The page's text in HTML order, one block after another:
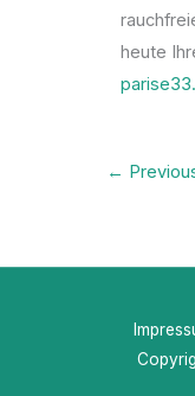
heute
←